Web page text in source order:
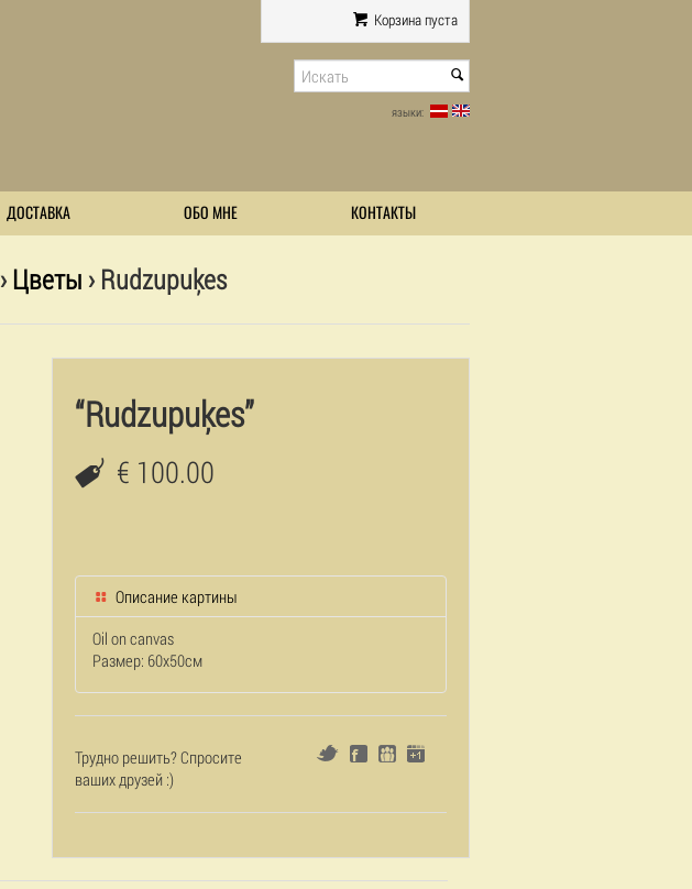
Корзина пуста
языки:
ДОСТАВКА ОБО МНЕ КОНТАКТЫ
›Цветы › Rudzupuķes
“Rudzupuķes”
€ 100.00
Описание картины
Oil on canvas
Размер: 60x50см
Трудно решить? Спросите
ваших друзей :)